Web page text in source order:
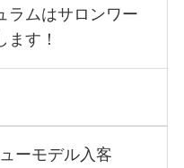
ラムはサロンワー
す！
ーモデル入客